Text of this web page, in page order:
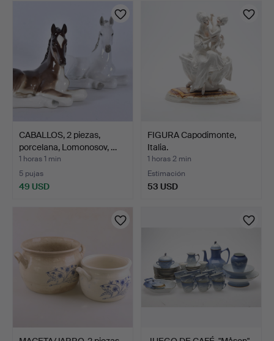
CABALLOS, 2 piezas,
porcelana, Lomonosov, …
1 horas 1 min
5 pujas
49 USD
FIGURA Capodimonte,
Italia.
1 horas 2 min
Estimación
53 USD